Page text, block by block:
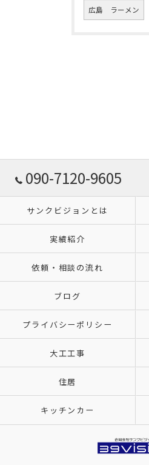
広島 ラーメン
090-7120-9605
サンクビジョンとは
実績紹介
依頼・相談の流れ
ブログ
プライバシーポリシー
大工工事
住居
キッチンカー